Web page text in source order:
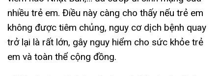
nhiều trẻ em. Điều này càng cho thấy nếu trẻ em
không được tiêm chủng, nguy cơ dịch bệnh quay
trở lại là rất lớn, gây nguy hiểm cho sức khỏe trẻ
em và toàn thể cộng đồng.